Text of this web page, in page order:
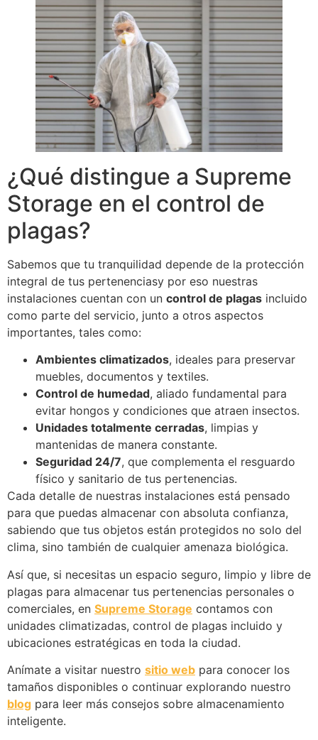
¿Qué distingue a Supreme
Storage en el control de
plagas?
Sabemos que tu tranquilidad depende de la protección
integral de tus pertenenciasy por eso nuestras
instalaciones cuentan con un control de plagas incluido
como parte del servicio, junto a otros aspectos
importantes, tales como:
Ambientes climatizados, ideales para preservar
muebles, documentos y textiles.
Control de humedad, aliado fundamental para
evitar hongos y condiciones que atraen insectos.
Unidades totalmente cerradas, limpias y
mantenidas de manera constante.
Seguridad 24/7, que complementa el resguardo
físico y sanitario de tus pertenencias.
Cada detalle de nuestras instalaciones está pensado
para que puedas almacenar con absoluta confianza,
sabiendo que tus objetos están protegidos no solo del
clima, sino también de cualquier amenaza biológica.
Así que, si necesitas un espacio seguro, limpio y libre de
plagas para almacenar tus pertenencias personales o
comerciales, en Supreme Storage contamos con
unidades climatizadas, control de plagas incluido y
ubicaciones estratégicas en toda la ciudad.
Anímate a visitar nuestro sitio web para conocer los
tamaños disponibles o continuar explorando nuestro
blog para leer más consejos sobre almacenamiento
inteligente.